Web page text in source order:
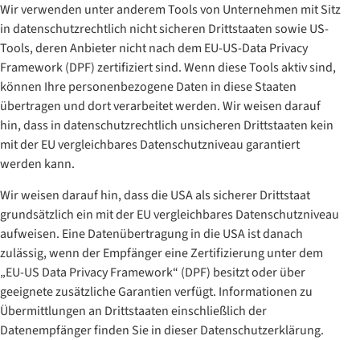
Wir verwenden unter anderem Tools von Unternehmen mit Sitz
in datenschutzrechtlich nicht sicheren Drittstaaten sowie US-
Tools, deren Anbieter nicht nach dem EU-US-Data Privacy
Framework (DPF) zertifiziert sind. Wenn diese Tools aktiv sind,
können Ihre personenbezogene Daten in diese Staaten
übertragen und dort verarbeitet werden. Wir weisen darauf
hin, dass in datenschutzrechtlich unsicheren Drittstaaten kein
mit der EU vergleichbares Datenschutzniveau garantiert
werden kann.
Wir weisen darauf hin, dass die USA als sicherer Drittstaat
grundsätzlich ein mit der EU vergleichbares Datenschutzniveau
aufweisen. Eine Datenübertragung in die USA ist danach
zulässig, wenn der Empfänger eine Zertifizierung unter dem
„EU-US Data Privacy Framework“ (DPF) besitzt oder über
geeignete zusätzliche Garantien verfügt. Informationen zu
Übermittlungen an Drittstaaten einschließlich der
Datenempfänger finden Sie in dieser Datenschutzerklärung.